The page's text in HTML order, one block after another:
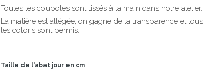
Toutes les coupoles sont tissés à la main dans notre atelier.
La matière est allégée, on gagne de la transparence et tous
les coloris sont permis.
Taille de l'abat jour en cm